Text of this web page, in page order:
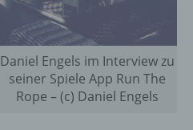
Daniel Engels im Interview zu
seiner Spiele App Run The
Rope – (c) Daniel Engels